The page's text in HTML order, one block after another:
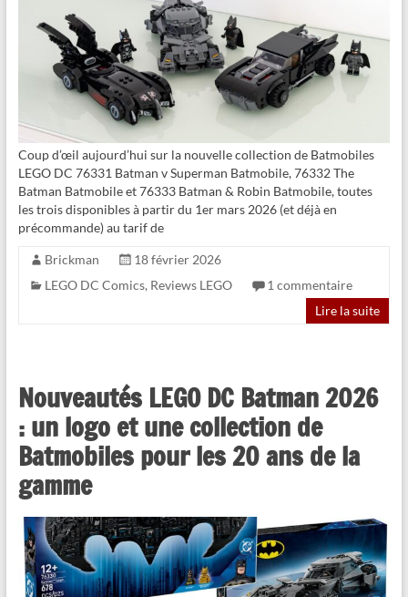
Coup d’œil aujourd’hui sur la nouvelle collection de Batmobiles
LEGO DC 76331 Batman v Superman Batmobile, 76332 The
Batman Batmobile et 76333 Batman & Robin Batmobile, toutes
les trois disponibles à partir du 1er mars 2026 (et déjà en
précommande) au tarif de
Brickman
18 février 2026
LEGO DC Comics, Reviews LEGO
1 commentaire
Lire la suite
Nouveautés LEGO DC Batman 2026
: un logo et une collection de
Batmobiles pour les 20 ans de la
gamme